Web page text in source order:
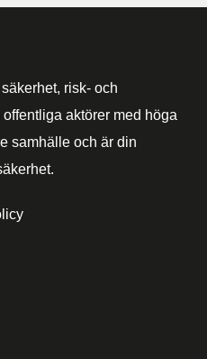
risk- och
aktörer med höga
samhälle och är din